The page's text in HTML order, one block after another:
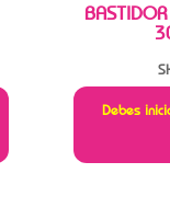
Debes